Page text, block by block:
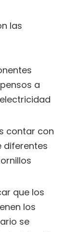
las
a
contar con
diferentes
que los
los
se